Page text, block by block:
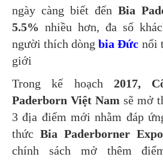
ngày càng biết đến Bia
5.5% nhiều hơn, đa số
người thích dòngbia Đức nổi
giới
Trong kế hoạch 2017,
Paderborn Việt Nam sẽ mở
3 địa điểm mới nhằm đáp
thức Bia Paderborner
chính sách mở thêm